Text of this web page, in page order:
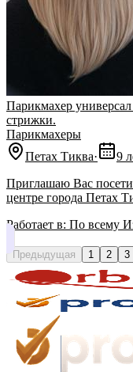
Парикмахер
стрижки.
Парикмахеры
Петах Тиква·
9
Приглашаю Вас
центре города Петах
Работает в: По всему
Предыдущая 1 2 3